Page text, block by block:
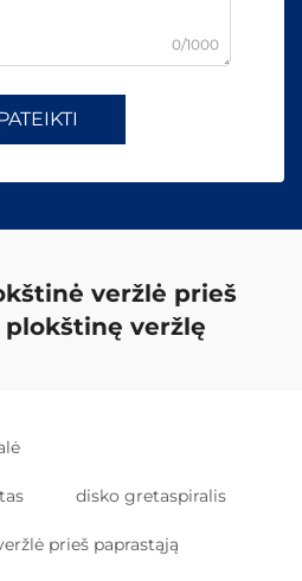
0/1000
veržlė prieš
plokštinę veržlę
disko gretaspiralis
prieš paprastąją